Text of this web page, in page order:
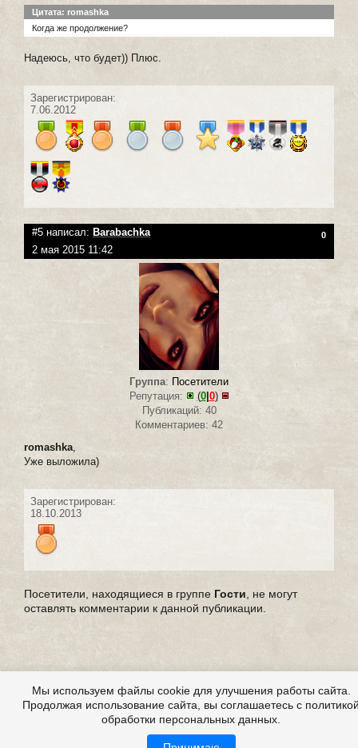
Цитата: romashka
Когда же продолжение?
Надеюсь, что будет)) Плюс.
Зарегистрирован:
7.06.2012
#5 написал: Barabachka 0
2 мая 2015 11:42
Группа: Посетители
Репутация:
(0|0)
Публикаций: 40
Комментариев: 42
romashka
Уже выложила)
Зарегистрирован:
18.10.2013
Посетители, находящиеся в группе Гости , не могут
оставлять комментарии к данной публикации.
Мы используем файлы cookie для улучшения работы сайта.
Продолжая использование сайта, вы соглашаетесь с
обработки персональных данных.